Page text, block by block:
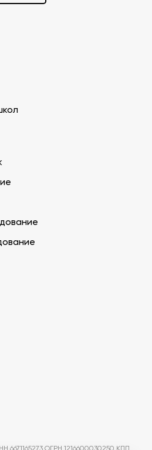
ОГРН 1216600030250 КПП